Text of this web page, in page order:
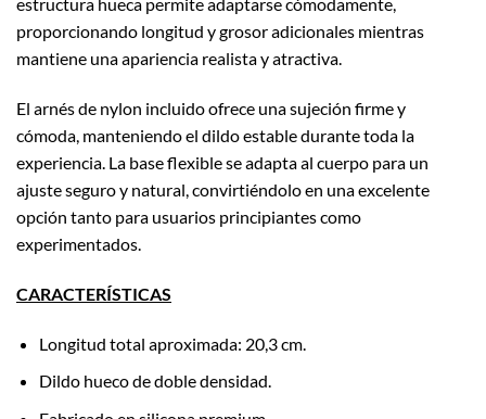
proporcionando longitud y grosor adicionales mientras
mantiene una apariencia realista y atractiva.
El arnés de nylon incluido ofrece una sujeción firme y
cómoda, manteniendo el dildo estable durante toda la
experiencia. La base flexible se adapta al cuerpo para un
ajuste seguro y natural, convirtiéndolo en una excelente
opción tanto para usuarios principiantes como
experimentados.
CARACTERÍSTICAS
Longitud total aproximada: 20,3 cm.
Dildo hueco de doble densidad.